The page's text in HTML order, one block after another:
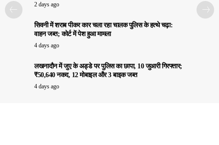
2 days ago
सिवनी में शराब पीकर कार चला रहा चालक पुलिस के हत्थे चढ़ा:
वाहन जब्त; कोर्ट में पेश हुआ मामला
4 days ago
लखनादौन में जुए के अड्डे पर पुलिस का छापा, 10 जुआरी गिरफ्तार;
₹50,640 नकद, 12 मोबाइल और 3 बाइक जब्त
4 days ago